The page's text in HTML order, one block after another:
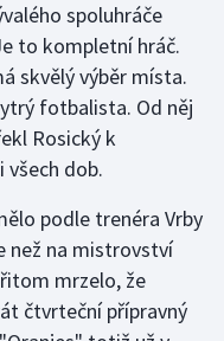
spoluhráče
to kompletní hráč.
skvělý výběr místa.
fotbalista. Od něj
Rosický k
dob.
podle trenéra Vrby
než na mistrovství
mrzelo, že
čtvrteční přípravný